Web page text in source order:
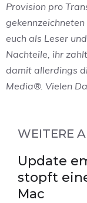
Provision pro
euch als Leser
Nachteile, ihr
damit allerdings
Media®. Vielen
WEITERE
Update
stopft
Mac